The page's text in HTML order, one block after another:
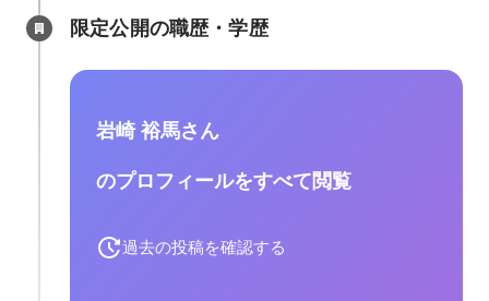
限定公開の職歴・学歴
岩崎 裕馬さん
のプロフィールをすべて閲覧
過去の投稿を確認する